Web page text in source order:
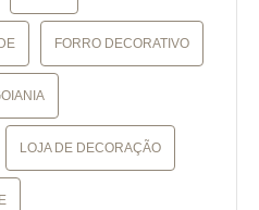
FORRO DECORATIVO
LOJA DE DECORAÇÃO